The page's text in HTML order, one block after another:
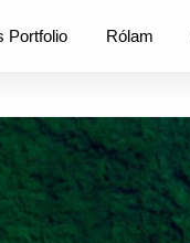
Portfolio Rólam